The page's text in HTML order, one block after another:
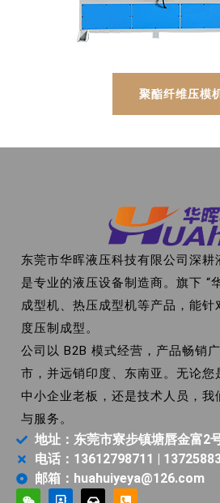
聚酯纤维压模
东莞市华晖液压科技有限公司深耕
是专业的液压设备制造商。旗下 “
成型机、热压成型机等产品，能针
度压制成型。
公司以 B2B 模式经营，产品畅销
市，并远销印度、东南亚。无论您
中小企业老板，还是技术人员，我
与服务。
地址：东莞市寮步镇塘唇金富2
电话：13612798711 |
邮箱：huahuiyeya@126.com